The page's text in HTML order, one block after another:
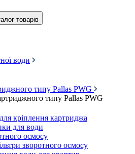
товарів
води
типу Pallas PWG
типу Pallas PWG
кріплення картриджа
для води
осмосу
зворотного осмосу